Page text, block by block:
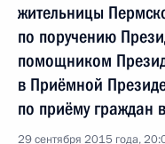
жительницы
по поручению
помощником
в Приёмной
по приёму граждан
29 сентября 2015 года,